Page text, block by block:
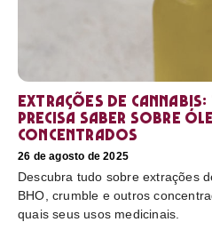
Extrações de
precisa saber sobre
concentrados
26 de agosto de 2025
Descubra tudo sobre extrações
BHO, crumble e outros
quais seus usos medicinais.